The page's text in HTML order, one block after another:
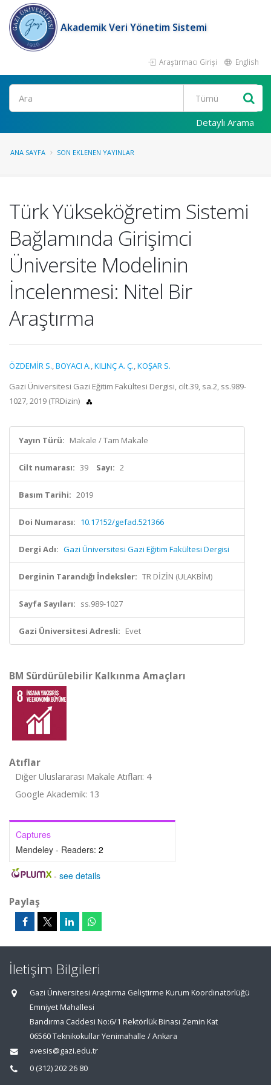
Akademik Veri Yönetim Sistemi
Araştırmacı Girişi English
Ara
Detaylı Arama
ANA SAYFA SON EKLENEN YAYINLAR
Türk Yükseköğretim Sistemi
Bağlamında Girişimci
Üniversite Modelinin
İncelenmesi: Nitel Bir
Araştırma
ÖZDEMİR S.,BOYACI A.,KILINÇ A. Ç.,KOŞAR S.
Gazi Üniversitesi Gazi Eğitim Fakültesi Dergisi, cilt.39, sa.2, ss.989-
1027, 2019 (TRDizin)
Yayın Türü: Makale / Tam Makale
Cilt numarası: 39 Sayı: 2
Basım Tarihi: 2019
Doi Numarası: 10.17152/gefad.521366
Dergi Adı: Gazi Üniversitesi Gazi Eğitim Fakültesi Dergisi
Derginin Tarandığı İndeksler: TR DİZİN (ULAKBİM)
Sayfa Sayıları: ss.989-1027
Gazi Üniversitesi Adresli: Evet
BM Sürdürülebilir Kalkınma Amaçları
Atıflar
Diğer Uluslararası Makale Atıfları: 4
Google Akademik: 13
Captures
Mendeley - Readers: 2
- see details
Paylaş
İletişim Bilgileri
Gazi Üniversitesi Araştırma Geliştirme Kurum Koordinatörlüğü
Emniyet Mahallesi
Bandırma Caddesi No:6/1 Rektörlük Binası Zemin Kat
06560 Teknikokullar Yenimahalle / Ankara
avesis@gazi.edu.tr
0 (312) 202 26 80